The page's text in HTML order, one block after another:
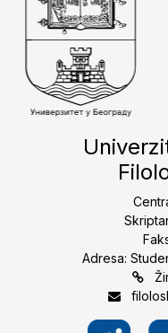
Adresa: